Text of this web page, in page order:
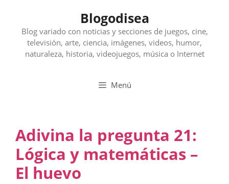
contenido
Blogodisea
Blog variado con noticias y secciones de juegos, cine,
televisión, arte, ciencia, imágenes, videos, humor,
naturaleza, historia, videojuegos, música o Internet
Menú
Adivina la pregunta 21:
Lógica y matemáticas –
El huevo